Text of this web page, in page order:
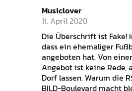
Musiclover
11. April 2020
Die Überschrift ist Fake!
dass ein ehemaliger
angeboten hat. Von
Angebot ist keine Rede,
Dorf lassen. Warum die
BILD-Boulevard macht